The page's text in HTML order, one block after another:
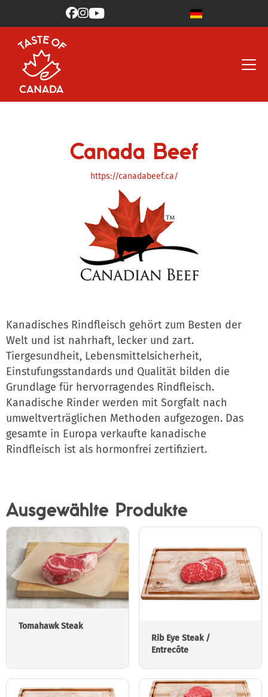

Canada Beef
https://canadabeef.ca/
Kanadisches Rindfleisch gehört zum Besten der
Welt und ist nahrhaft, lecker und zart.
Tiergesundheit, Lebensmittelsicherheit,
Einstufungsstandards und Qualität bilden die
Grundlage für hervorragendes Rindfleisch.
Kanadische Rinder werden mit Sorgfalt nach
umweltverträglichen Methoden aufgezogen. Das
gesamte in Europa verkaufte kanadische
Rindfleisch ist als hormonfrei zertifiziert.
Ausgewählte Produkte
Tomahawk Steak
Rib Eye Steak /
Entrecôte